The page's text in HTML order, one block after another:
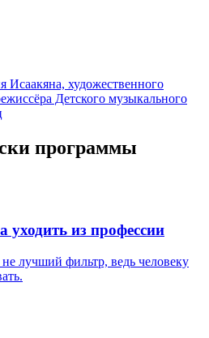
Исаакяна, художественного
Детского музыкального
программы
уходить из профессии
лучший фильтр, ведь человеку